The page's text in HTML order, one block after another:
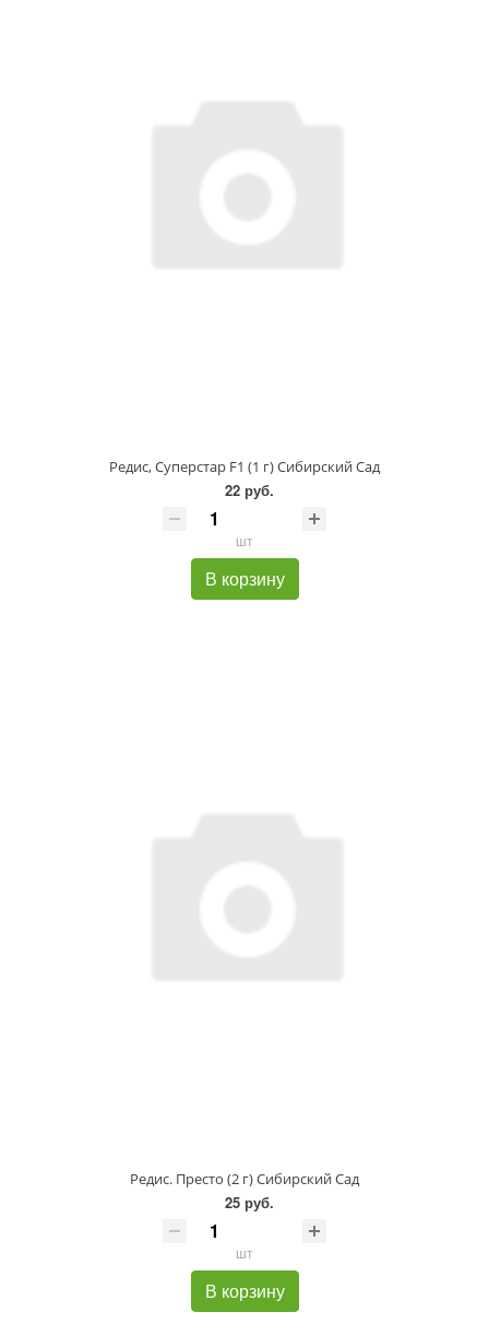
Редис, Суперстар F1 (1 г) Сибирский Сад
22 руб.
шт
В корзину
Редис. Престо (2 г) Сибирский Сад
25 руб.
шт
В корзину